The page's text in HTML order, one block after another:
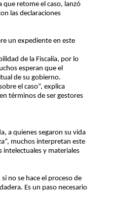
que retome el caso, lanzó
las declaraciones
un expediente en este
de la Fiscalía, por lo
esperan que el
de su gobierno.
el caso”, explica
términos de ser gestores
a quienes segaron su vida
muchos interpretan este
intelectuales y materiales
no se hace el proceso de
Es un paso necesario